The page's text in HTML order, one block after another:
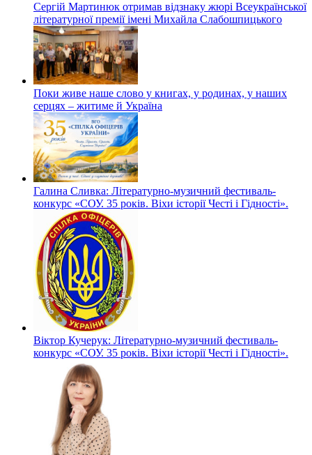
Сергій Мартинюк отримав відзнаку жюрі Всеукраїнської
літературної премії імені Михайла Слабошпицького
Поки живе наше слово у книгах, у родинах, у наших
серцях – житиме й Україна
Галина Сливка: Літературно-музичний фестиваль-
конкурс «СОУ. 35 років. Віхи історії Честі і Гідності».
Віктор Кучерук: Літературно-музичний фестиваль-
конкурс «СОУ. 35 років. Віхи історії Честі і Гідності».